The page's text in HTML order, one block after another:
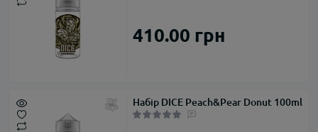
410.00 грн
Набір DICE Peach&Pear Donut 100ml